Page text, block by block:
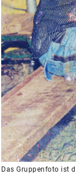
Das Gruppenfoto ist